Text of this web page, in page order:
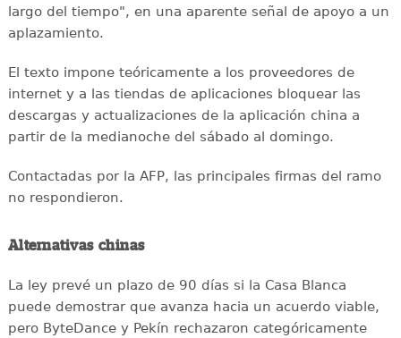
largo del tiempo", en una aparente señal de apoyo a un
aplazamiento.
El texto impone teóricamente a los proveedores de
internet y a las tiendas de aplicaciones bloquear las
descargas y actualizaciones de la aplicación china a
partir de la medianoche del sábado al domingo.
Contactadas por la AFP, las principales firmas del ramo
no respondieron.
Alternativas chinas
La ley prevé un plazo de 90 días si la Casa Blanca
puede demostrar que avanza hacia un acuerdo viable,
pero ByteDance y Pekín rechazaron categóricamente